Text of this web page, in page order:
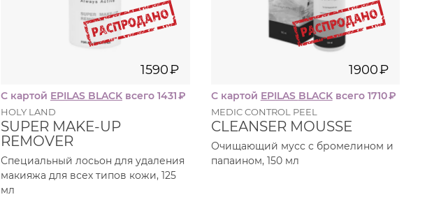
1590₽
С картой EPILAS BLACKвсего 1431₽
HOLY LAND
SUPER MAKE-UP
REMOVER
Специальный лосьон для удаления
макияжа для всех типов кожи, 125
мл
1900₽
С картой EPILAS BLACKвсего 1710₽
MEDIC CONTROL PEEL
CLEANSER MOUSSE
Очищающий мусс с бромелином и
папаином, 150 мл